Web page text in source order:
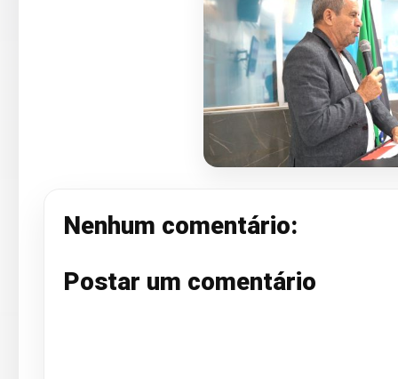
Nenhum comentário:
Postar um comentário